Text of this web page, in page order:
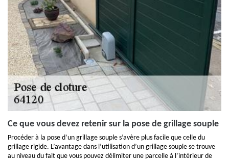
Ce que vous devez retenir sur la pose de grillage souple
Procéder à la pose d’un grillage souple s’avère plus facile que celle du
grillage rigide. L’avantage dans l’utilisation d’un grillage souple se trouve
au niveau du fait que vous pouvez délimiter une parcelle à l’intérieur de